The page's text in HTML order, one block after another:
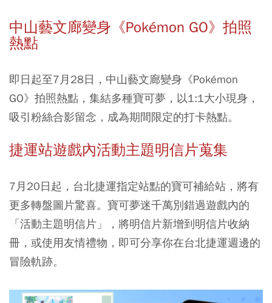
中山藝文廊變身《Pokémon GO》拍照
熱點
即日起至7月28日，中山藝文廊變身《Pokémon
GO》拍照熱點，集結多種寶可夢，以1:1大小現身，
吸引粉絲合影留念，成為期間限定的打卡熱點。
捷運站遊戲內活動主題明信片蒐集
7月20日起，台北捷運指定站點的寶可補給站，將有
更多轉盤圖片驚喜。寶可夢迷千萬別錯過遊戲內的
「活動主題明信片」，將明信片新增到明信片收納
冊，或使用友情禮物，即可分享你在台北捷運週邊的
冒險軌跡。